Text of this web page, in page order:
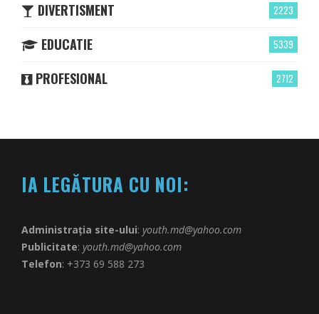
2223
DIVERTISMENT
5339
EDUCATIE
2712
PROFESIONAL
IA LEGĂTURA CU NOI:
Administrația site-ului: youth.md@yahoo.com
Publicitate: youth.md@yahoo.com
Telefon: +373 69 588 273